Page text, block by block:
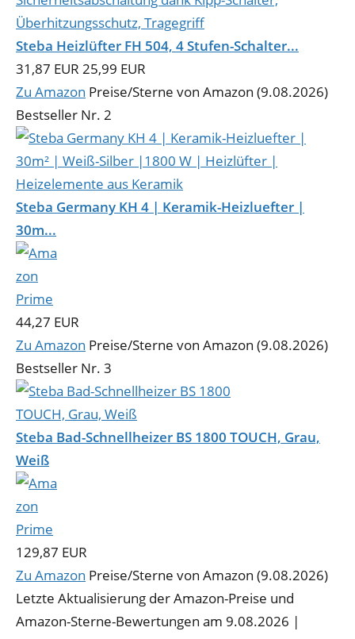
Steba Heizlüfter FH 504, 4 Stufen-Schalter...
31,87 EUR 25,99 EUR
Zu Amazon Preise/Sterne von Amazon (9.08.2026)
Bestseller Nr. 2
Steba Germany KH 4 | Keramik-Heizluefter |
30m...
44,27 EUR
Zu Amazon Preise/Sterne von Amazon (9.08.2026)
Bestseller Nr. 3
Steba Bad-Schnellheizer BS 1800 TOUCH, Grau,
Weiß
129,87 EUR
Zu Amazon Preise/Sterne von Amazon (9.08.2026)
Letzte Aktualisierung der Amazon-Preise und
Amazon-Sterne-Bewertungen am 9.08.2026 |